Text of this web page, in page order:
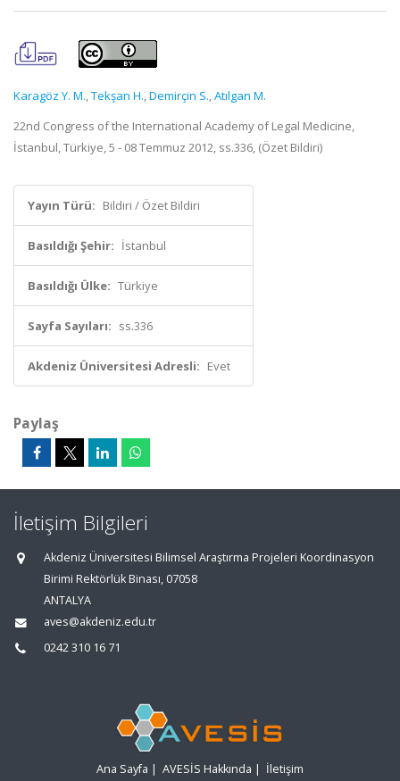
Karagöz Y. M.,Tekşan H.,Demirçin S.,Atılgan M.
22nd Congress of the International Academy of Legal Medicine,
İstanbul, Türkiye, 5 - 08 Temmuz 2012, ss.336, (Özet Bildiri)
Yayın Türü: Bildiri / Özet Bildiri
Basıldığı Şehir: İstanbul
Basıldığı Ülke: Türkiye
Sayfa Sayıları: ss.336
Akdeniz Üniversitesi Adresli: Evet
Paylaş
İletişim Bilgileri
Akdeniz Üniversitesi Bilimsel Araştırma Projeleri Koordinasyon
Birimi Rektörlük Binası, 07058
ANTALYA
aves@akdeniz.edu.tr
0242 310 16 71
Ana Sayfa | AVESİS Hakkında | İletişim